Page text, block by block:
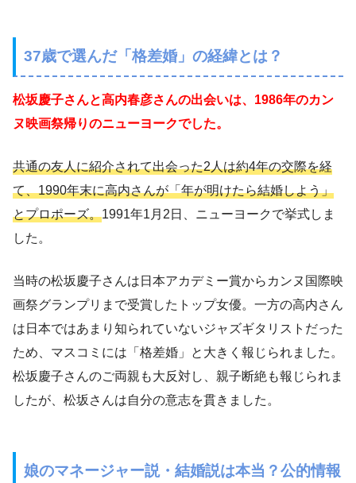
37歳で選んだ「格差婚」の経緯とは？
松坂慶子さんと高内春彦さんの出会いは、1986年のカン
ヌ映画祭帰りのニューヨークでした。
共通の友人に紹介されて出会った2人は約4年の交際を経
て、1990年末に高内さんが「年が明けたら結婚しよう」
とプロポーズ。1991年1月2日、ニューヨークで挙式しま
した。
当時の松坂慶子さんは日本アカデミー賞からカンヌ国際映
画祭グランプリまで受賞したトップ女優。一方の高内さん
は日本ではあまり知られていないジャズギタリストだった
ため、マスコミには「格差婚」と大きく報じられました。
松坂慶子さんのご両親も大反対し、親子断絶も報じられま
したが、松坂さんは自分の意志を貫きました。
娘のマネージャー説・結婚説は本当？公的情報